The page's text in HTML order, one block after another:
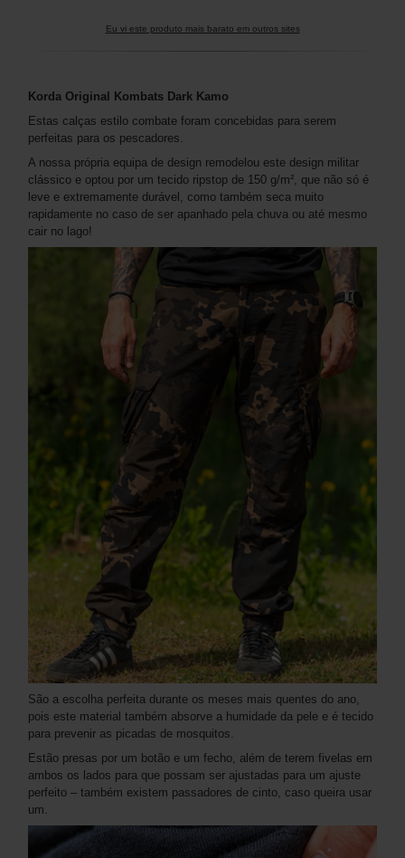
Eu vi este produto mais barato em outros sites
Korda Original Kombats Dark Kamo
Estas calças estilo combate foram concebidas para serem
perfeitas para os pescadores.
A nossa própria equipa de design remodelou este design militar
clássico e optou por um tecido ripstop de 150 g/m², que não só é
leve e extremamente durável, como também seca muito
rapidamente no caso de ser apanhado pela chuva ou até mesmo
cair no lago!
São a escolha perfeita durante os meses mais quentes do ano,
pois este material também absorve a humidade da pele e é tecido
para prevenir as picadas de mosquitos.
Estão presas por um botão e um fecho, além de terem fivelas em
ambos os lados para que possam ser ajustadas para um ajuste
perfeito – também existem passadores de cinto, caso queira usar
um.